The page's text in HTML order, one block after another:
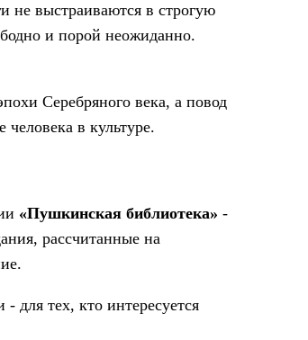
не выстраиваются в строгую
и порой неожиданно.
Серебряного века, а повод
в культуре.
«Пушкинская библиотека» -
рассчитанные на
для тех, кто интересуется